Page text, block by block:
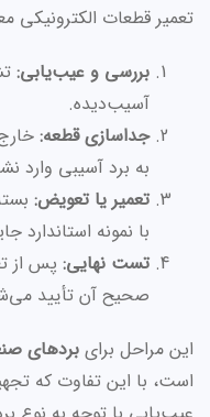
تعمیر قطعات الکترونیکی
بررسی و عیب‌یابی:
آسیب‌دیده.
جداسازی قطعه:
به برد آسیبی وارد
تعمیر یا تعویض:
با نمونه استاندارد
تست نهایی: پس از
صحیح آن تأیید
این مراحل برای بردهای
است، با این تفاوت که